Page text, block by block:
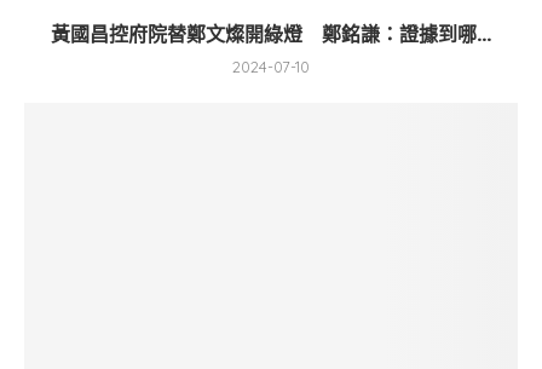
黃國昌控府院替鄭文燦開綠燈 鄭銘謙：證據到哪...
2024-07-10